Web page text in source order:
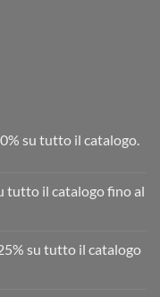
su tutto il catalogo.
tutto il catalogo fino al
su tutto il catalogo